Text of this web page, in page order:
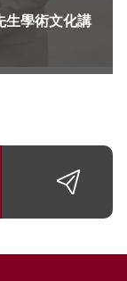
生學術文化講